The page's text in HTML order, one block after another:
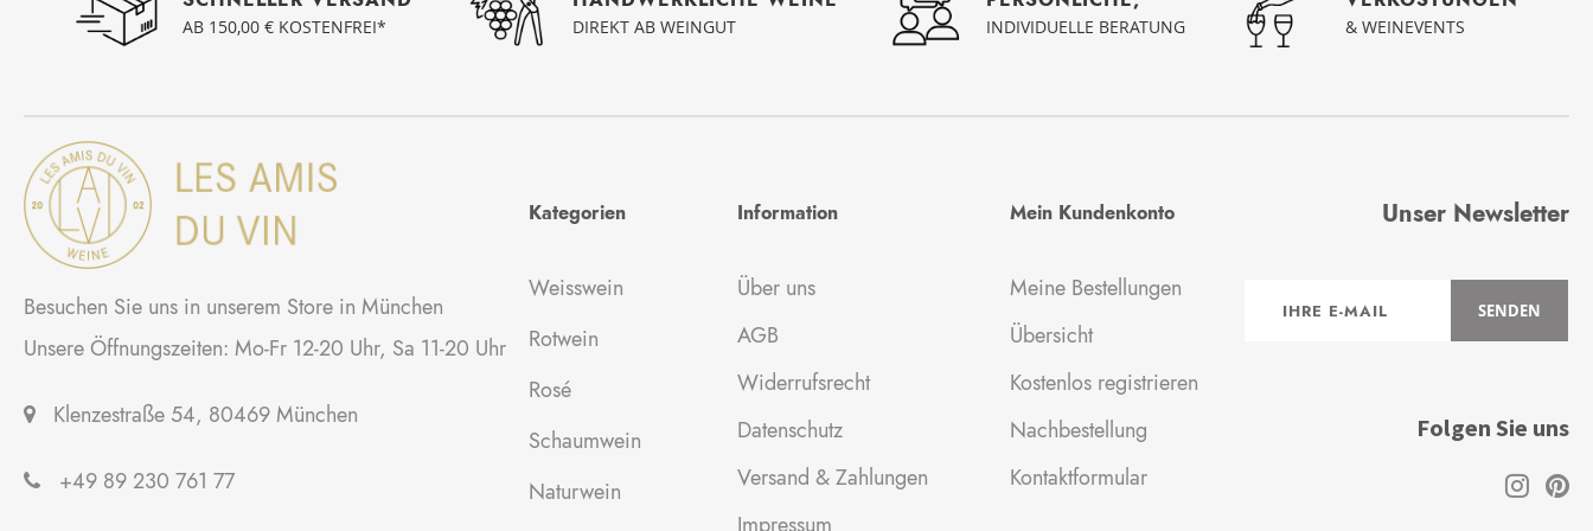
AB 150,00 € KOSTENFREI* DIREKT AB WEINGUT INDIVIDUELLE BERATUNG & WEINEVENTS
Besuchen Sie uns in unserem Store in München
Unsere Öffnungszeiten: Mo-Fr 12-20 Uhr, Sa 11-20 Uhr
Klenzestraße 54, 80469 München
+49 89 230 761 77
Kategorien
Weisswein
Rotwein
Rosé
Schaumwein
Naturwein
Information
Über uns
AGB
Widerrufsrecht
Datenschutz
Versand & Zahlungen
Mein Kundenkonto
Meine Bestellungen
Übersicht
Kostenlos registrieren
Nachbestellung
Kontaktformular
Unser Newsletter
SENDEN
Folgen Sie uns